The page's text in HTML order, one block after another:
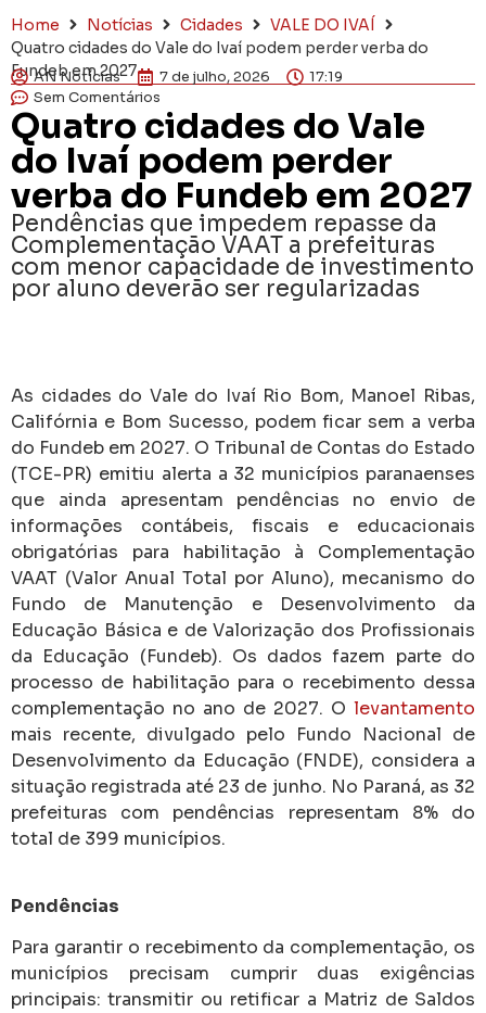
Home Notícias Cidades
VALE DO IVAÍ
Quatro cidades do Vale do Ivaí podem perder verba do
Fundeb em 2027
AN Notícias 7 de julho, 2026
17:19
Sem Comentários
Quatro cidades do Vale
do Ivaí podem perder
verba do Fundeb em 2027
Pendências que impedem repasse da
Complementação VAAT a prefeituras
com menor capacidade de investimento
por aluno deverão ser regularizadas
As cidades do Vale do Ivaí Rio Bom, Manoel Ribas,
Califórnia e Bom Sucesso, podem ficar sem a verba
do Fundeb em 2027. O Tribunal de Contas do Estado
(TCE-PR) emitiu alerta a 32 municípios paranaenses
que ainda apresentam pendências no envio de
informações contábeis, fiscais e educacionais
obrigatórias para habilitação à Complementação
VAAT (Valor Anual Total por Aluno), mecanismo do
Fundo de Manutenção e Desenvolvimento da
Educação Básica e de Valorização dos Profissionais
da Educação (Fundeb). Os dados fazem parte do
processo de habilitação para o recebimento dessa
complementação no ano de 2027. O levantamento
mais recente, divulgado pelo Fundo Nacional de
Desenvolvimento da Educação (FNDE), considera a
situação registrada até 23 de junho. No Paraná, as 32
prefeituras com pendências representam 8% do
total de 399 municípios.
Pendências
Para garantir o recebimento da complementação, os
municípios precisam cumprir duas exigências
principais: transmitir ou retificar a Matriz de Saldos